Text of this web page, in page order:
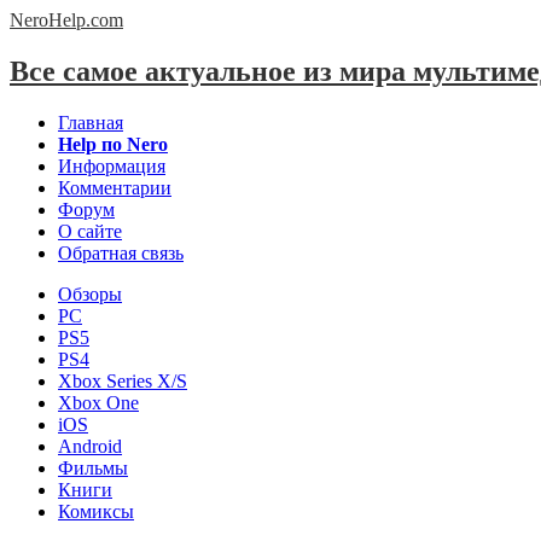
NeroHelp.com
Все самое актуальное из мира
Главная
Help по Nero
Информация
Комментарии
Форум
О сайте
Обратная связь
Обзоры
PC
PS5
PS4
Xbox Series X/S
Xbox One
iOS
Android
Фильмы
Книги
Комиксы